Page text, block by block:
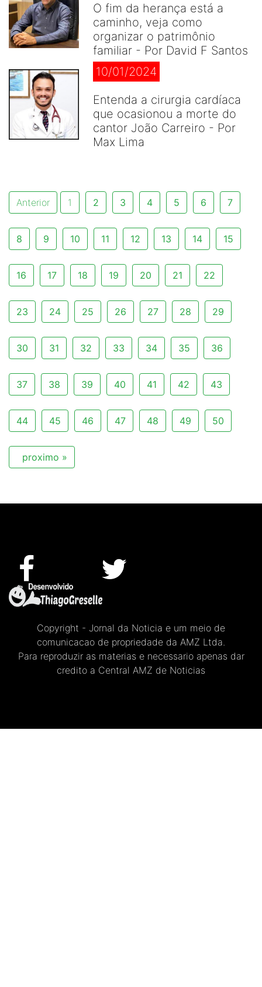
O fim da herança está a
caminho, veja como
organizar o patrimônio
familiar - Por David F Santos
10/01/2024
Entenda a cirurgia cardíaca
que ocasionou a morte do
cantor João Carreiro - Por
Max Lima
Anterior 1 2 3 4 5 6 7
8 9 10 11 12 13 14 15
16 17 18 19 20 21 22
23 24 25 26 27 28 29
30 31 32 33 34 35 36
37 38 39 40 41 42 43
44 45 46 47 48 49 50
proximo »
Copyright - Jornal da Noticia e um meio de
comunicacao de propriedade da AMZ Ltda.
Para reproduzir as materias e necessario apenas dar
credito a Central AMZ de Noticias